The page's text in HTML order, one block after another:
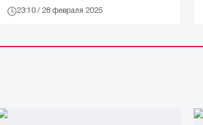
23:10 / 28 февраля 2025